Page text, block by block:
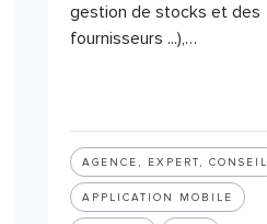
gestion de stocks et des
fournisseurs ...),…
AGENCE, EXPERT, CONSEIL
APPLICATION MOBILE